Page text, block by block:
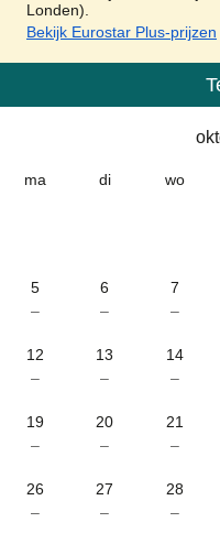
Londen).
Bekijk Eurostar Plus-prijzen
ma di wo
5
–
6
–
7
–
12
–
13
–
14
–
19
–
20
–
21
–
26
–
27
–
28
–